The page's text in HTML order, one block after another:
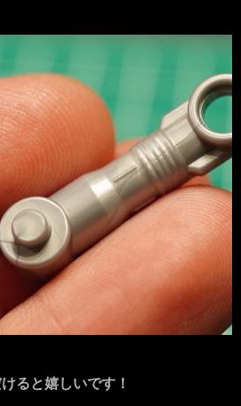
ると嬉しいです！